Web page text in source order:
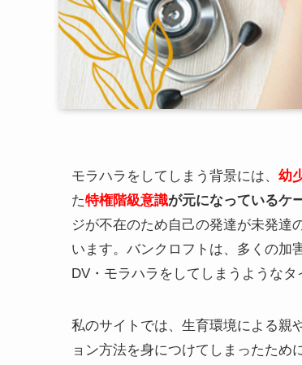
モラハラをしてしまう背景には、 幼
た特権階級意識が元になっているケ
ジが不在のため自己の発達が未発達
います。バンクロフトは、多くの加
DV・モラハラをしてしまうような
私のサイトでは、生育環境による親
ョン方法を身につけてしまったため